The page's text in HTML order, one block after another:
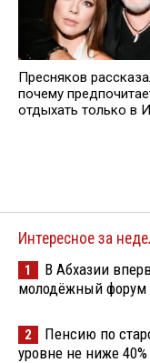
Пресняков
почему
отдыхать только в
Интересное за
1
В Абхазии
молодёжный форум
2
Пенсию по
уровне не ниже 40%